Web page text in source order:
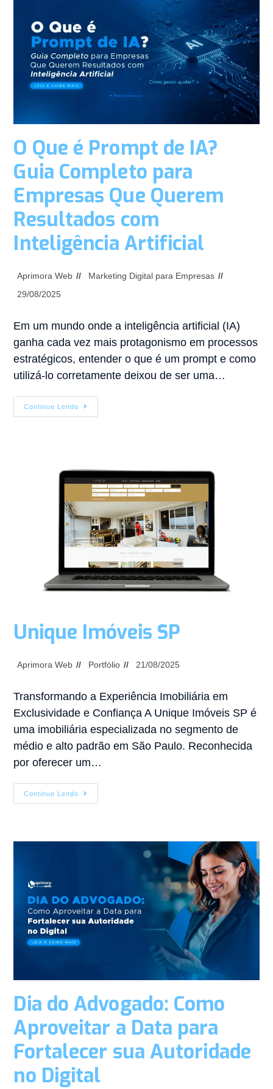
O Que é Prompt de IA?
Guia Completo para
Empresas Que Querem
Resultados com
Inteligência Artificial
Aprimora Web
Marketing Digital para Empresas
29/08/2025
Em um mundo onde a inteligência artificial (IA)
ganha cada vez mais protagonismo em processos
estratégicos, entender o que é um prompt e como
utilizá-lo corretamente deixou de ser uma…
Continue Lendo
Unique Imóveis SP
Aprimora Web Portfólio 21/08/2025
Transformando a Experiência Imobiliária em
Exclusividade e Confiança A Unique Imóveis SP é
uma imobiliária especializada no segmento de
médio e alto padrão em São Paulo. Reconhecida
por oferecer um…
Continue Lendo
Dia do Advogado: Como
Aproveitar a Data para
Fortalecer sua Autoridade
no Digital